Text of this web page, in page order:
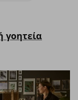
γοητεία